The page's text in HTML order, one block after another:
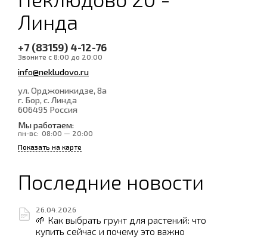
Линда
+7 (83159) 4-12-76
Звоните с 8:00 до 20:00
info@nekludovo.ru
ул. Орджоникидзе, 8а
г. Бор, с. Линда
606495 Россия
Мы работаем:
пн-вс: 08:00 — 20:00
Показать на карте
Последние новости
26.04.2026
🌱 Как выбрать грунт для растений: что
купить сейчас и почему это важно